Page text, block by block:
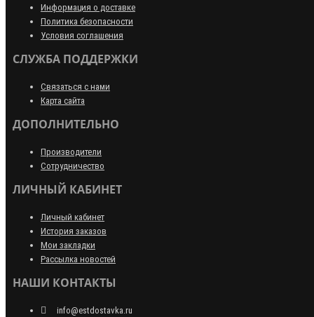
Информация о доставке
Политика безопасности
Условия соглашения
СЛУЖБА ПОДДЕРЖКИ
Связаться с нами
Карта сайта
ДОПОЛНИТЕЛЬНО
Производители
Сотрудничество
ЛИЧНЫЙ КАБИНЕТ
Личный кабинет
История заказов
Мои закладки
Рассылка новостей
НАШИ КОНТАКТЫ
info@estdostavka.ru